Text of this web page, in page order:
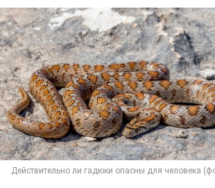
Действительно ли гадюки опасны для человека